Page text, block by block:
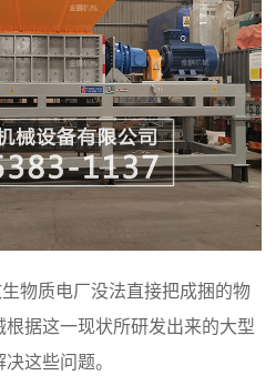
物质电厂没法直接把成捆的物
据这一现状所研发出来的大型
这些问题。